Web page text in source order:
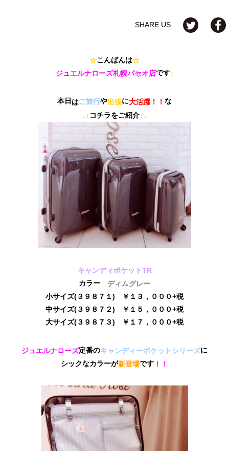
SHARE US
☆こんばんは☆
ジュエルナローズ札幌パセオ店です♪
本日 はご旅行や出張に大活躍！！ な
↓↓ コチラをご紹介↓↓
キャンディポケットTR
カラー ディムグレー
小サイズ(３９８７１) ￥１３，０００+税
中サイズ(３９８７２) ￥１５，０００+税
大サイズ(３９８７３) ￥１７，０００+税
ジュエルナローズ定番のキャンディーポケットシリーズに
シックなカラーが新登場です ！！